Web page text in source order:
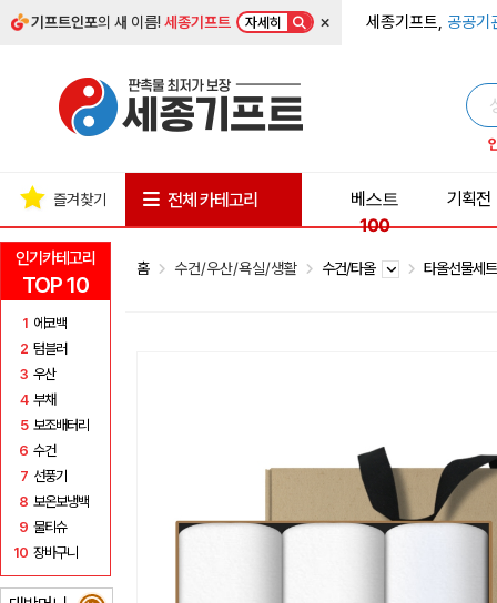
기프트인포의 새 이름!세종기프트 자세히 × 세종기프트, 공공기
인기카테고리
TOP 10
1 에코백
2 텀블러
3 우산
4 부채
5 보조배터리
6 수건
7 선풍기
8 보온보냉백
9 물티슈
10 장바구니
즐겨찾기 전체 카테고리
베스트
100
기획전
홈 수건/우산/욕실/생활 수건/타올 타올선물세